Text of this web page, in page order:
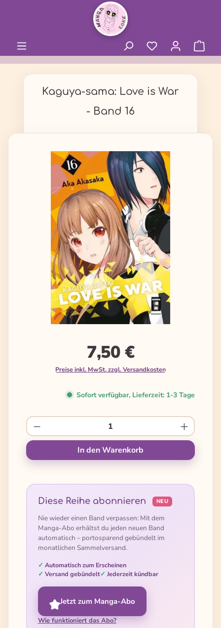
Kaguya-sama: Love is War
- Band 16
Bildergalerie überspringen
7,50 €
Preise inkl. MwSt. zzgl. Versandkosten
Sofort verfügbar, Lieferzeit: 1-3 Tage
Produkt Anzahl: Gib den gewünschten
In den Warenkorb
Diese Reihe abonnieren NEU
Nie wieder einen Band verpassen: Mit dem
Manga-Abo erhältst du jeden neuen Band
automatisch – portosparend gebündelt im
monatlichen Sammelversand.
Automatisch zum Erscheinen
Versand gebündelt
Jederzeit kündbar
Jetzt zum Manga-Abo
Wie funktioniert das Abo?